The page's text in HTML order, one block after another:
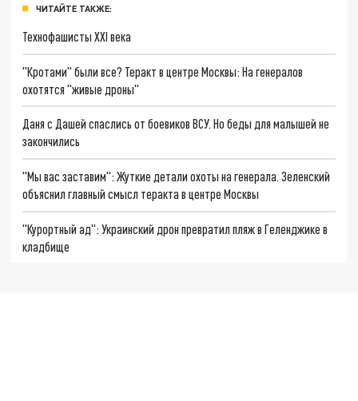
ЧИТАЙТЕ ТАКЖЕ:
Технофашисты XXI века
"Кротами" были все? Теракт в центре Москвы: На генералов
охотятся "живые дроны"
Даня с Дашей спаслись от боевиков ВСУ. Но беды для малышей не
закончились
"Мы вас заставим": Жуткие детали охоты на генерала. Зеленский
объяснил главный смысл теракта в центре Москвы
"Курортный ад": Украинский дрон превратил пляж в Геленджике в
кладбище